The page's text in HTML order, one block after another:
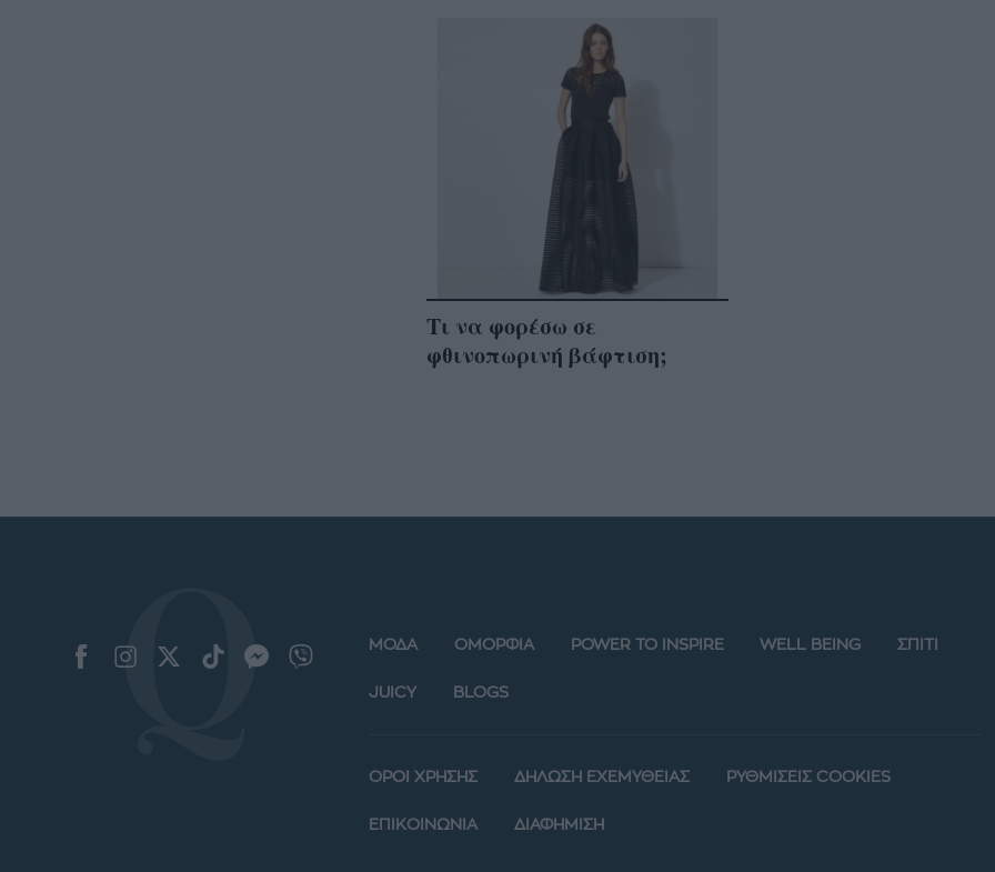
Τι να φορέσω σε
φθινοπωρινή βάφτιση;
ΜΟΔΑ ΟΜΟΡΦΙΑ POWER TO INSPIRE WELL BEING ΣΠΙΤΙ
JUICY BLOGS
ΟΡΟΙ ΧΡΗΣΗΣ ΔΗΛΩΣΗ ΕΧΕΜΥΘΕΙΑΣ ΡΥΘΜΙΣΕΙΣ COOKIES
ΕΠΙΚΟΙΝΩΝΙΑ ΔΙΑΦΗΜΙΣΗ